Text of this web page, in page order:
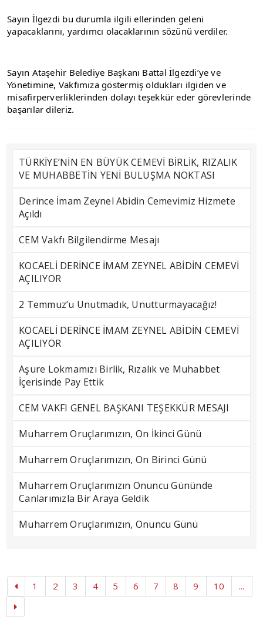
Sayın İlgezdi bu durumla ilgili ellerinden geleni
yapacaklarını, yardımcı olacaklarının sözünü verdiler.
Sayın Ataşehir Belediye Başkanı Battal İlgezdi’ye ve
Yönetimine, Vakfımıza göstermiş oldukları ilgiden ve
misafirperverliklerinden dolayı teşekkür eder görevlerinde
başarılar dileriz.
TÜRKİYE’NİN EN BÜYÜK CEMEVİ BİRLİK, RIZALIK
VE MUHABBETİN YENİ BULUŞMA NOKTASI
Derince İmam Zeynel Abidin Cemevimiz Hizmete
Açıldı
CEM Vakfı Bilgilendirme Mesajı
KOCAELİ DERİNCE İMAM ZEYNEL ABİDİN CEMEVİ
AÇILIYOR
2 Temmuz’u Unutmadık, Unutturmayacağız!
KOCAELİ DERİNCE İMAM ZEYNEL ABİDİN CEMEVİ
AÇILIYOR
Aşure Lokmamızı Birlik, Rızalık ve Muhabbet
İçerisinde Pay Ettik
CEM VAKFI GENEL BAŞKANI TEŞEKKÜR MESAJI
Muharrem Oruçlarımızın, On İkinci Günü
Muharrem Oruçlarımızın, On Birinci Günü
Muharrem Oruçlarımızın Onuncu Gününde
Canlarımızla Bir Araya Geldik
Muharrem Oruçlarımızın, Onuncu Günü
1 2 3 4 5 6 7 8 9 10 ...